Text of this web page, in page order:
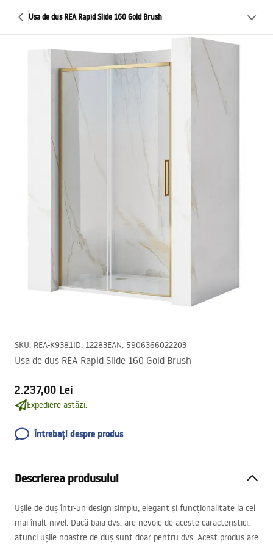
Usa de dus REA Rapid Slide 160 Gold Brush
SKU: REA-K9381ID: 12283EAN: 5906366022203
Usa de dus REA Rapid Slide 160 Gold Brush
2.237,00 Lei
Expediere astăzi.
Întrebați despre produs
Descrierea produsului
Ușile de duș într-un design simplu, elegant și funcționalitate la cel
mai înalt nivel. Dacă baia dvs. are nevoie de aceste caracteristici,
atunci ușile noastre de duș sunt doar pentru dvs. Acest produs are